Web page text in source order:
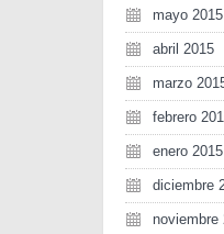
mayo 2015
abril 2015
marzo
febrero
enero 2015
diciembre
noviembre